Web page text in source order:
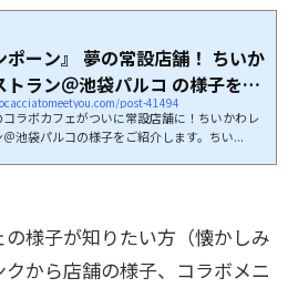
ポーン』 夢の常設店舗！ ちいか
トラン＠池袋パルコ の様子をご
post-41494
コラボカフェがついに常設店舗に！ちいかわレ
＠池袋パルコの様子をご紹介します。ちい...
様子が知りたい方（懐かしみ
から店舗の様子、コラボメニ